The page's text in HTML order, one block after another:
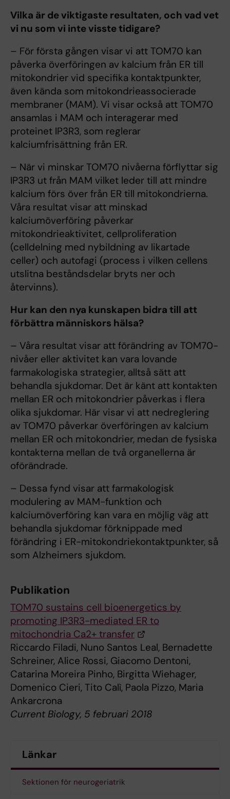
Vilka är de viktigaste resultaten, och vad vet
vi nu som vi inte visste tidigare?
– För första gången visar vi att TOM70 kan
påverka överföringen av kalcium från ER till
mitokondrier vid specifika kontaktpunkter,
även kända som mitokondrieassocierade
membraner (MAM). Vi visar också att TOM70
ansamlas i MAM och interagerar med
proteinet IP3R3, som reglerar
kalciumfrisättning från ER.
– När vi minskar TOM70 nivåerna förflyttar sig
IP3R3 ut från MAM vilket leder till att mindre
kalcium förs över från ER till mitokondrierna.
Våra resultat visar att minskad
kalciumöverföring påverkar
mitokondrieaktivitet, cellproliferation
(celldelning med nybildning av likartade
celler) och autofagi (process i vilken cellens
utslitna beståndsdelar bryts ner och
återvinns).
Hur kan den nya kunskapen bidra till att
förbättra människors hälsa?
– Våra resultat visar att förändring av TOM70-
nivåer eller aktivitet kan vara lovande
farmakologiska strategier, alltså sätt att
behandla sjukdomar. Det är känt att kontakten
mellan ER och mitokondrier påverkas i flera
olika sjukdomar. Här visar vi att nedreglering
av TOM70 påverkar överföringen av kalcium
mellan ER och mitokondrier, medan de fysiska
kontakterna mellan de två organellerna är
oförändrade.
– Dessa fynd visar att farmakologisk
modulering av MAM-funktion och
kalciumöverföring kan vara en möjlig väg att
behandla sjukdomar förknippade med
förändring i ER-mitokondriekontaktpunkter, så
som Alzheimers sjukdom.
Publikation
TOM70 sustains cell bioenergetics by
promoting IP3R3-mediated ER to
mitochondria Ca2+ transfer
Riccardo Filadi, Nuno Santos Leal, Bernadette
Schreiner, Alice Rossi, Giacomo Dentoni,
Catarina Moreira Pinho, Birgitta Wiehager,
Domenico Cieri, Tito Calì, Paola Pizzo, Maria
Ankarcrona
Current Biology, 5 februari 2018
Länkar
Sektionen för neurogeriatrik